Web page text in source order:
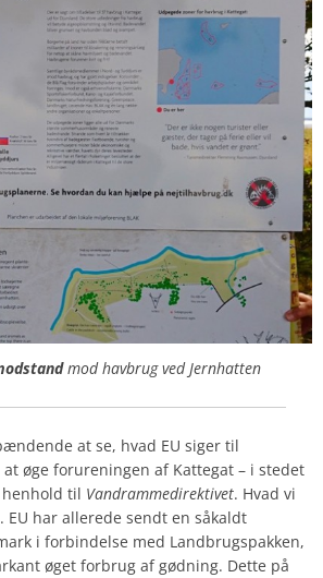
mod havbrug ved Jernhatten
at se, hvad EU siger til
øge forureningen af Kattegat – i stedet
til Vandrammedirektivet. Hvad vi
har allerede sendt en såkaldt
i forbindelse med Landbrugspakken,
øget forbrug af gødning. Dette på